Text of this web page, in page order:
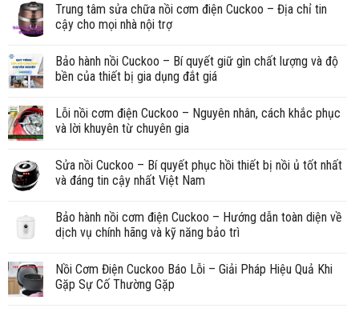
Trung tâm sửa chữa nồi cơm điện Cuckoo – Địa chỉ tin
cậy cho mọi nhà nội trợ
Bảo hành nồi Cuckoo – Bí quyết giữ gìn chất lượng và độ
bền của thiết bị gia dụng đắt giá
Lỗi nồi cơm điện Cuckoo – Nguyên nhân, cách khắc phục
và lời khuyên từ chuyên gia
Sửa nồi Cuckoo – Bí quyết phục hồi thiết bị nồi ủ tốt nhất
và đáng tin cậy nhất Việt Nam
Bảo hành nồi cơm điện Cuckoo – Hướng dẫn toàn diện về
dịch vụ chính hãng và kỹ năng bảo trì
Nồi Cơm Điện Cuckoo Báo Lỗi – Giải Pháp Hiệu Quả Khi
Gặp Sự Cố Thường Gặp